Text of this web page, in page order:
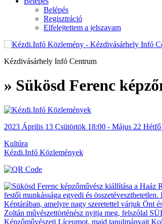
Belépés
Regisztráció
Elfelejtettem a jelszavam
Kézdivásárhely Infó Centrum
» Sükösd Ferenc
2023 Április 13 Csütörtök 18:00 - Május 22 Hétfő
Kultúra
Kézdi.Infó Közlemények